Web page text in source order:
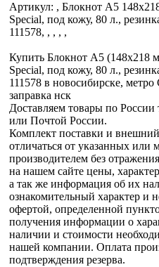
Артикул: , Блокнот А5
Special, под кожу, 80 л.,
111578, , , , ,
Купить Блокнот А5 (148x218
Special, под кожу, 80 л.,
111578 в новосибирске, метро
заправка нск
Доставляем товары по
или Почтой России.
Комплект поставки и
отличаться от указанных или
производителем без
на нашем сайте цены,
а так же информация об их
ознакомительный характер и
офертой, определенной
получения информации о
наличии и стоимости
нашей компании. Оплата
подтверждения резерва.